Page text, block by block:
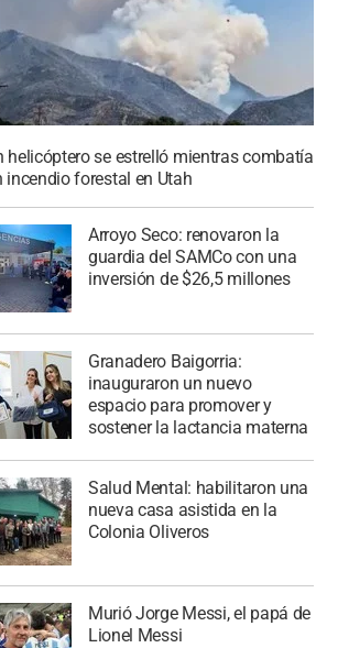
helicóptero se estrelló mientras combatía
incendio forestal en Utah
Arroyo Seco: renovaron la
guardia del SAMCo con una
inversión de $26,5 millones
Granadero Baigorria:
inauguraron un nuevo
espacio para promover y
sostener la lactancia materna
Salud Mental: habilitaron una
nueva casa asistida en la
Colonia Oliveros
Murió Jorge Messi, el papá de
Lionel Messi